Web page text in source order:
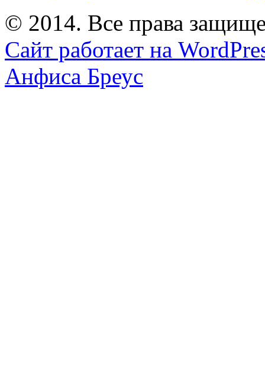
© 2014. Все права
Сайт работает на
Анфиса Бреус